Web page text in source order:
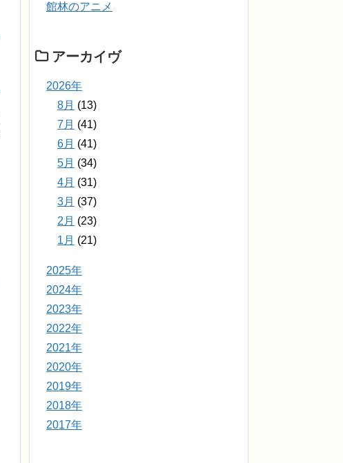
館林のアニメ
アーカイヴ
2026年
8月 (13)
7月 (41)
6月 (41)
5月 (34)
4月 (31)
3月 (37)
2月 (23)
1月 (21)
2025年
2024年
2023年
2022年
2021年
2020年
2019年
2018年
2017年